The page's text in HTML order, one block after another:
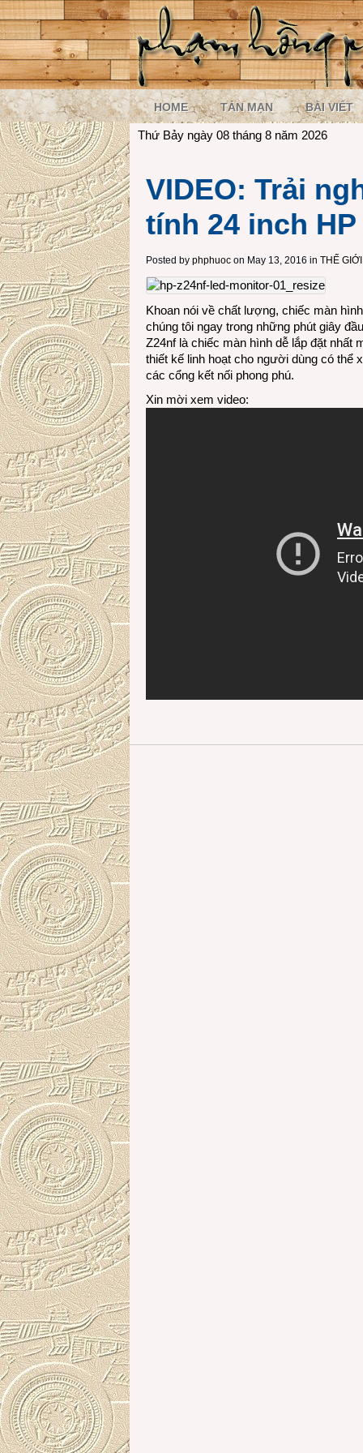
HOME TẢN MẠN BÀI VIẾT
Thứ Bảy ngày 08 tháng 8 năm 2026
VIDEO: Trải
tính 24 inch HP
Posted by phphuoc on May 13, 2016 in THẾ
Khoan nói về chất lượng, chiếc màn
chúng tôi ngay trong những phút giây
Z24nf là chiếc màn hình dễ lắp đặt nhất
thiết kế linh hoạt cho người dùng có thể
các cổng kết nối phong phú.
Xin mời xem video: